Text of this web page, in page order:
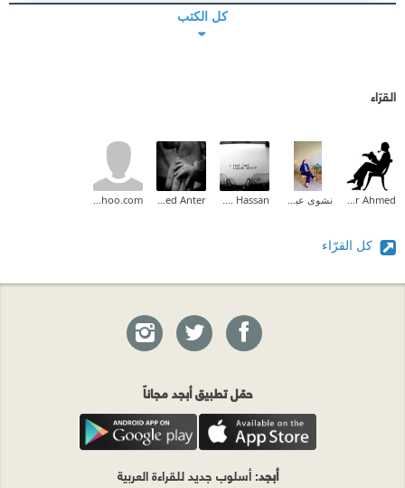
كل الكتب
القرّاء
Tamer Ahmed نشوى عبدالمقصود Ahmed M. Hassan
Ahmed Mohammed Anter
ghanem4@yahoo.com
كل القرّاء
حمّل تطبيق أبجد مجاناً
أبجد: أسلوب جديد للقراءة العربية